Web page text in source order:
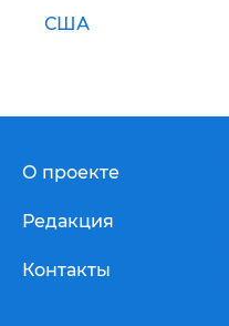
США
О проекте
Редакция
Контакты